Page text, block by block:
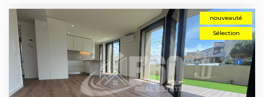
nouveauté
Sélection